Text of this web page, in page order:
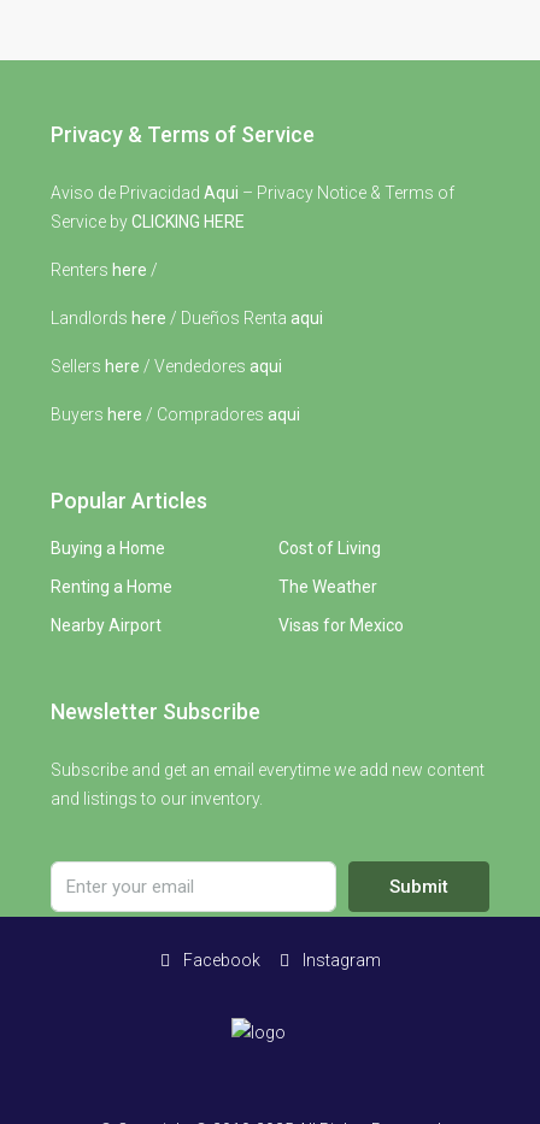
Privacy & Terms of Service
Aviso de Privacidad Aqui – Privacy Notice & Terms of
Service byCLICKING HERE
Renters here /
Landlords here / Dueños Renta aqui
Sellers here / Vendedores aqui
Buyers here / Compradores aqui
Popular Articles
Buying a Home
Renting a Home
Nearby Airport
Cost of Living
The Weather
Visas for Mexico
Newsletter Subscribe
Subscribe and get an email everytime we add new content
and listings to our inventory.
Submit
Facebook Instagram